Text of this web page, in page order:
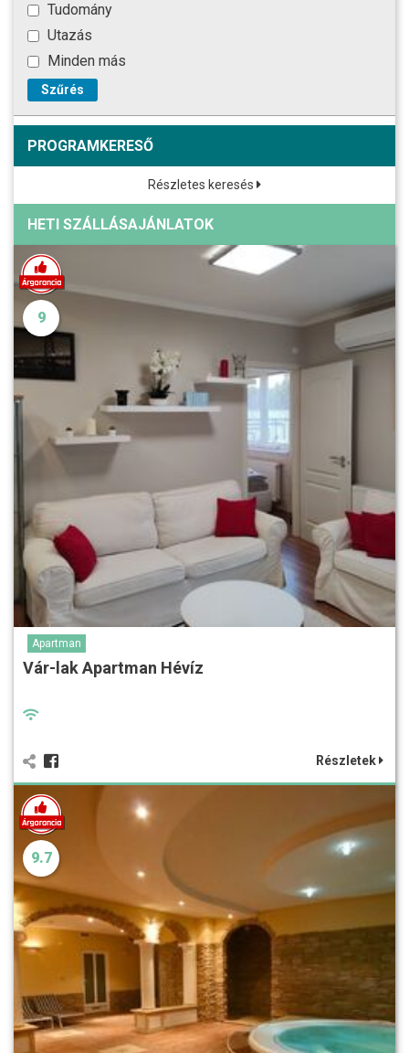
Tudomány
Utazás
Minden más
Szűrés
PROGRAMKERESŐ
Részletes keresés
HETI SZÁLLÁSAJÁNLATOK
9
Apartman
Vár-lak Apartman Hévíz
Részletek
9.7